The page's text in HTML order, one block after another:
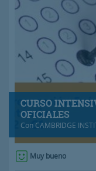
CURSO
OFICIALES
ConCAMBRIDGE
Muy bueno